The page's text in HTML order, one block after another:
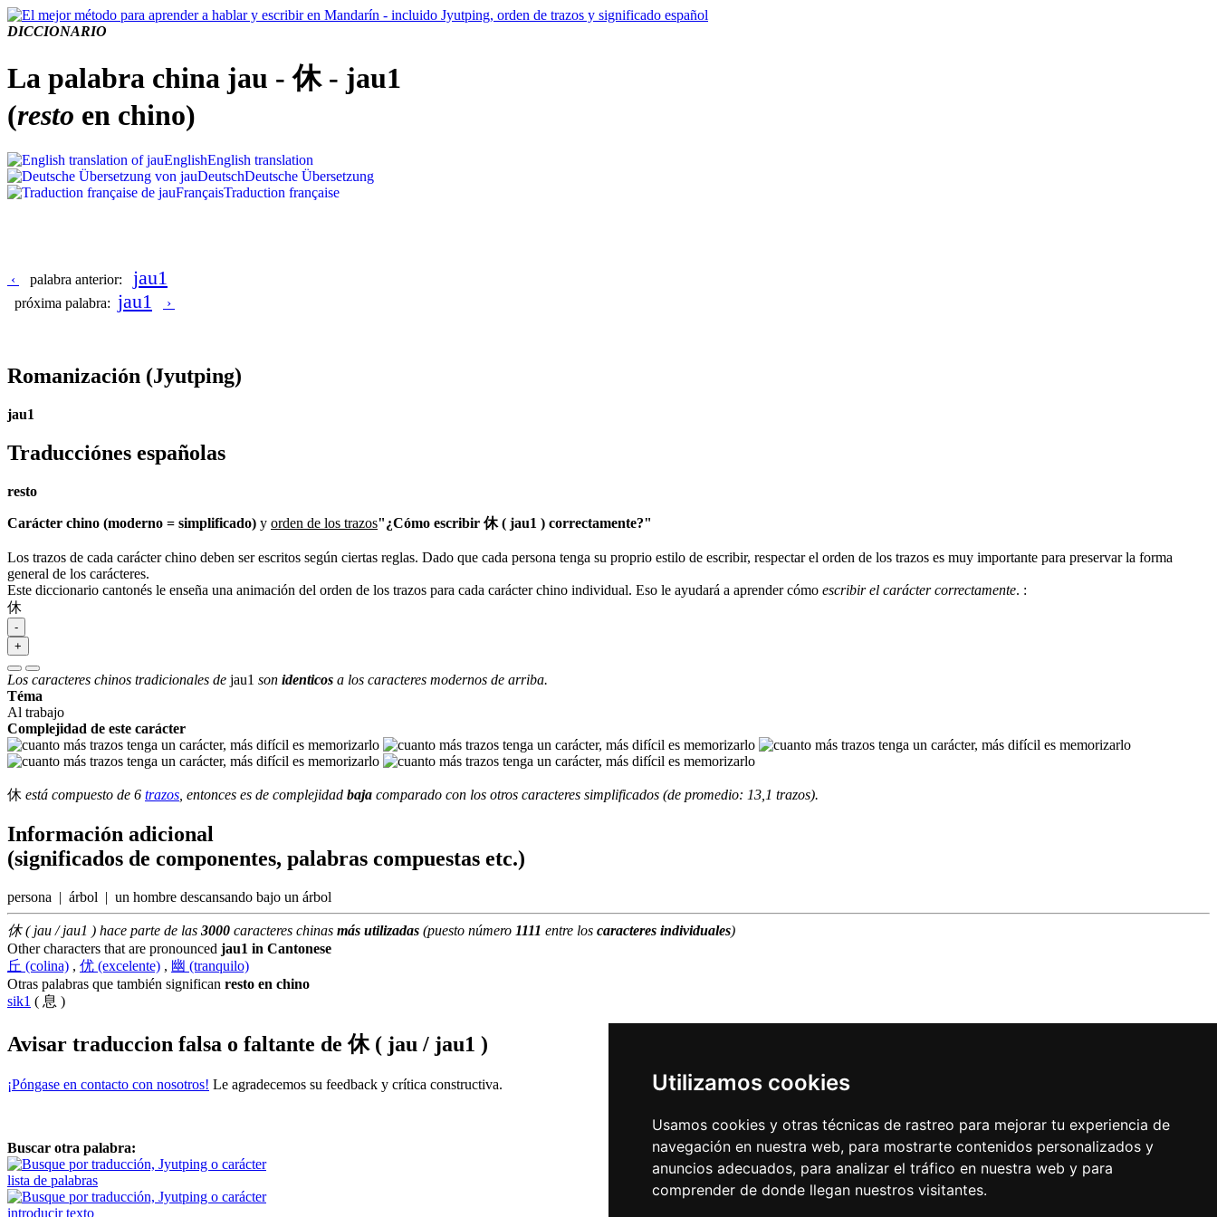
Utilizamos cookies
Usamos cookies y otras técnicas de rastreo para mejorar tu experiencia de
navegación en nuestra web, para mostrarte contenidos personalizados y
anuncios adecuados, para analizar el tráfico en nuestra web y para
comprender de donde llegan nuestros visitantes.
DICCIONARIO
La palabra china jau - 休 - jau1
(resto en chino)
EnglishEnglish translation
DeutschDeutsche Übersetzung
FrançaisTraduction française
‹ palabra anterior: jau1
próxima palabra: jau1 ›
Romanización (Jyutping)
jau1
Traducciónes españolas
resto
Carácter chino (moderno = simplificado) y orden de los trazos"¿Cómo escribir 休 ( jau1 ) correctamente?"
Los trazos de cada carácter chino deben ser escritos según ciertas reglas. Dado que cada persona tenga su proprio estilo de escribir, respectar el orden de los trazos es muy importante para preservar la forma
general de los carácteres.
Este diccionario cantonés le enseña una animación del orden de los trazos para cada carácter chino individual. Eso le ayudará a aprender cómo escribir el carácter correctamente. :
休
-
+
Los caracteres chinos tradicionales de jau1 son identicos a los caracteres modernos de arriba.
Téma
Al trabajo
Complejidad de este carácter
休 está compuesto de 6 trazos , entonces es de complejidad baja comparado con los otros caracteres simplificados (de promedio: 13,1 trazos).
Información adicional
(significados de componentes, palabras compuestas etc.)
persona | árbol | un hombre descansando bajo un árbol
休 ( jau / jau1 ) hace parte de las 3000 caracteres chinas más utilizadas (puesto número 1111 entre los caracteres individuales)
Other characters that are pronounced jau1 in Cantonese
丘 (colina) , 优 (excelente) , 幽 (tranquilo)
Otras palabras que también significan resto en chino
sik1 ( 息 )
Avisar traduccion falsa o faltante de休 ( jau / jau1 )
¡Póngase en contacto con nosotros! Le agradecemos su feedback y crítica constructiva.
Buscar otra palabra:
lista de palabras
introducir texto